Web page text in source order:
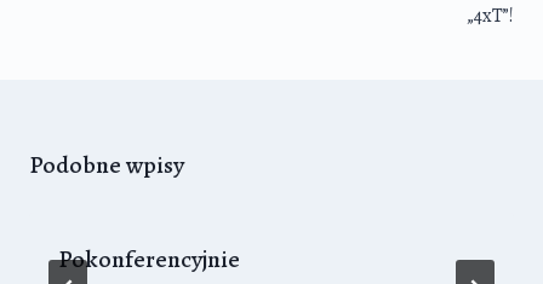
„4xT”!
Podobne wpisy
Pokonferencyjnie